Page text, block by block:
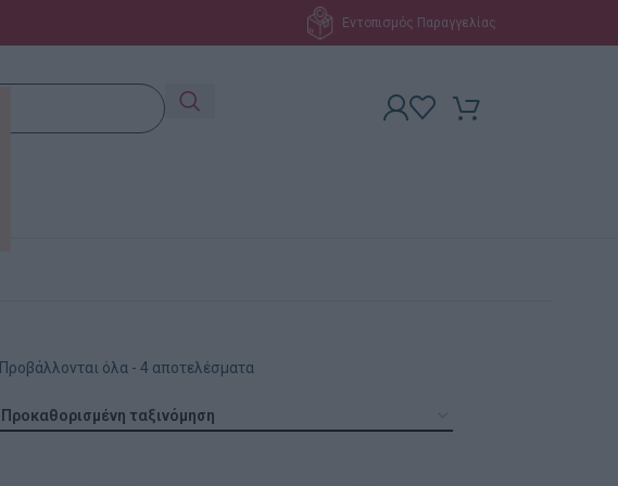
Εντοπισμός Παραγγελίας
Προβάλλονται όλα - 4 αποτελέσματα